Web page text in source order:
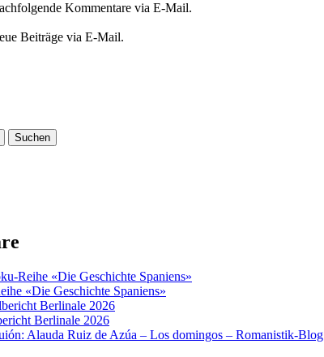
Kommentare via E-Mail.
Beiträge via E-Mail.
Reihe «Die Geschichte Spaniens»
«Die Geschichte Spaniens»
Berlinale 2026
Berlinale 2026
Alauda Ruiz de Azúa – Los domingos – Romanistik-Blog